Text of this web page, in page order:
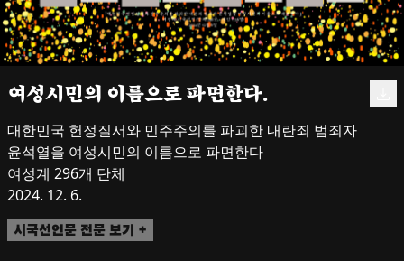
여성시민의 이름으로 파면한다.
대한민국 헌정질서와 민주주의를 파괴한 내란죄 범죄자
윤석열을 여성시민의 이름으로 파면한다
여성계 296개 단체
2024. 12. 6.
시국선언문 전문 보기 +